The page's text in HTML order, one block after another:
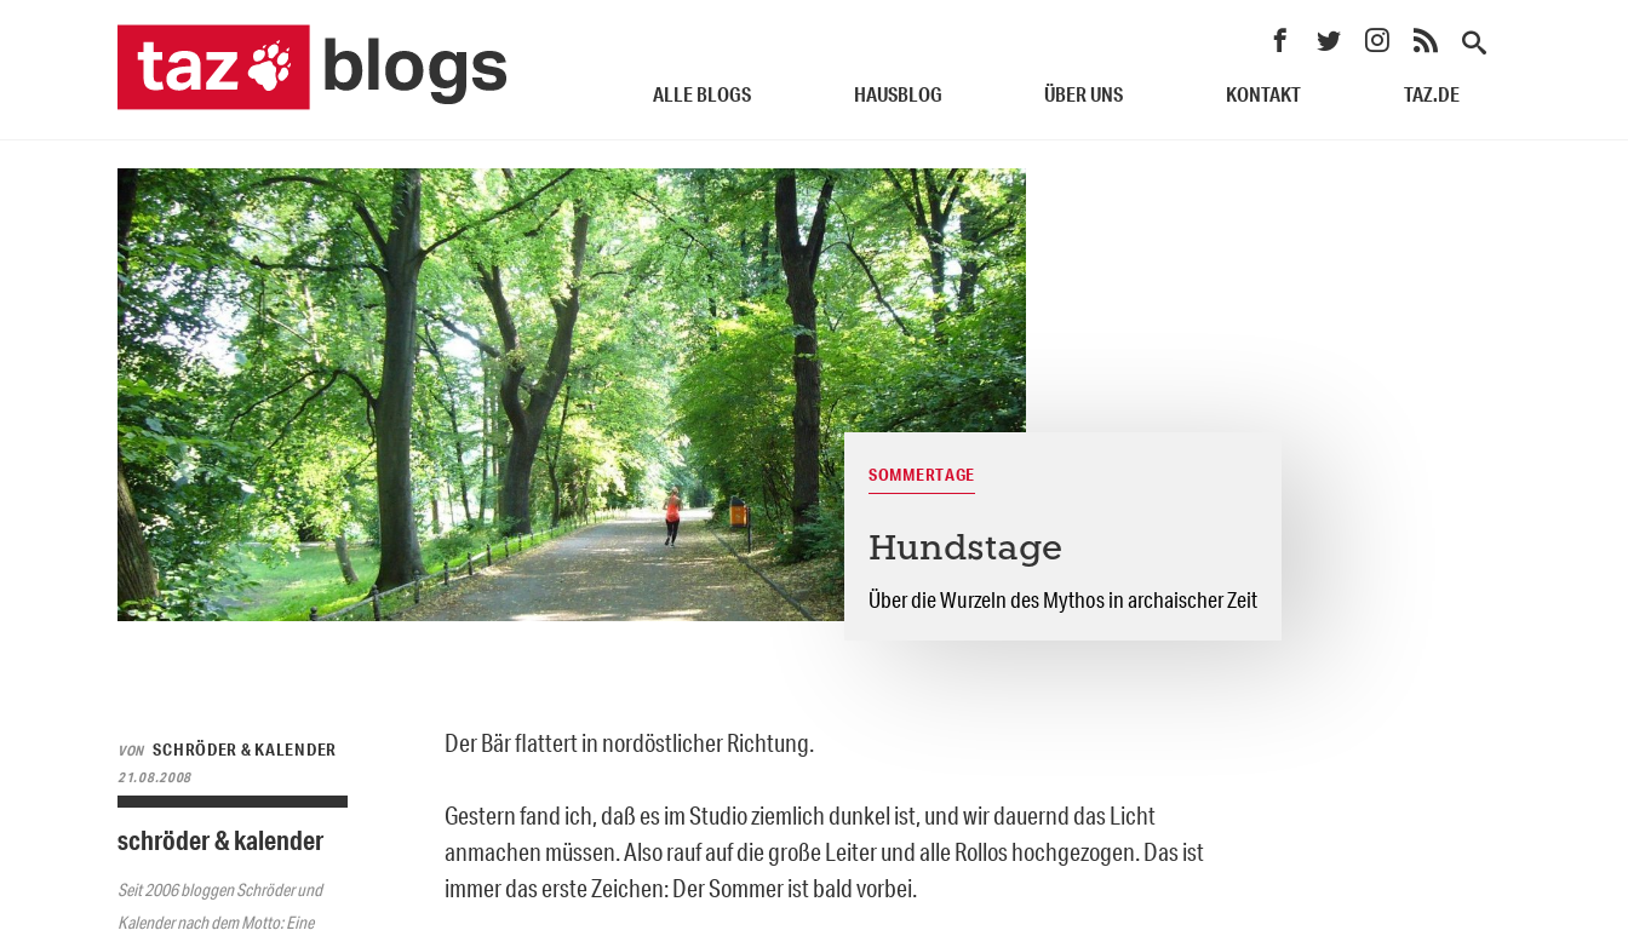
ALLE BLOGS HAUSBLOG ÜBER UNS KONTAKT TAZ.DE
SOMMERTAGE
Hundstage
Über die Wurzeln des Mythos in archaischer Zeit
VON SCHRÖDER & KALENDER
21.08.2008
schröder & kalender
Seit 2006 bloggen Schröder und
Kalender nach dem Motto: Eine
Der Bär flattert in nordöstlicher Richtung.
Gestern fand ich, daß es im Studio ziemlich dunkel ist, und wir dauernd das Licht
anmachen müssen. Also rauf auf die große Leiter und alle Rollos hochgezogen. Das ist
immer das erste Zeichen: Der Sommer ist bald vorbei.